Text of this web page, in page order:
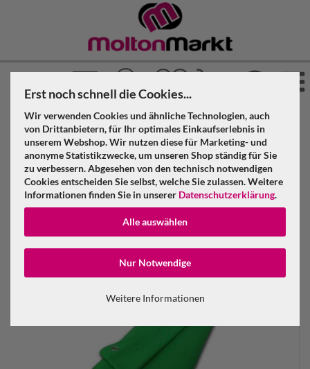
Erst noch schnell die Cookies...
Wir verwenden Cookies und ähnliche Technologien, auch
von Drittanbietern, für Ihr optimales Einkaufserlebnis in
unserem Webshop. Wir nutzen diese für Marketing- und
anonyme Statistikzwecke, um unseren Shop ständig für Sie
zu verbessern. Abgesehen von den technisch notwendigen
Cookies entscheiden Sie selbst, welche Sie zulassen. Weitere
Informationen finden Sie in unserer Datenschutzerklärung.
Alle auswählen
Nur Notwendige
Weitere Informationen
Konto erstellen
Greenscreen kaufen
Molton Markt » »
Filter